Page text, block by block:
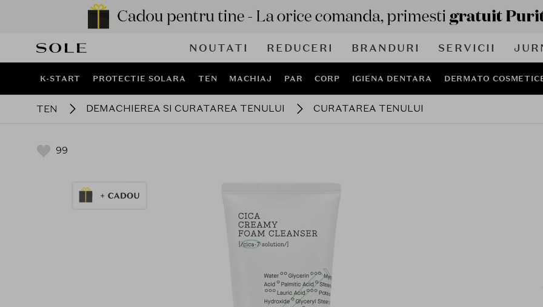
NOUTATI REDUCERI BRANDURI SERVICII
K-START PROTECTIE SOLARA TEN MACHIAJ PAR CORP IGIENA DENTARA DERMATO
TEN DEMACHIEREA SI CURATAREA TENULUI CURATAREA TENULUI
99